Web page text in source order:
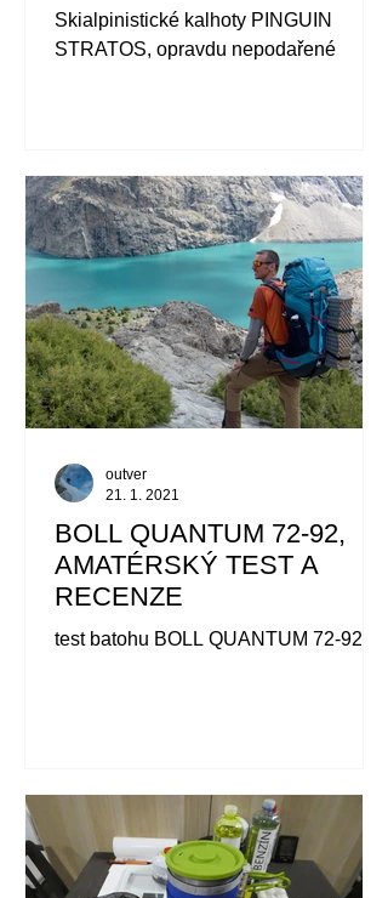
Skialpinistické kalhoty PINGUIN
STRATOS, opravdu nepodařené
BOLL QUANTUM 72-92,
AMATÉRSKÝ TEST A
RECENZE
test batohu BOLL QUANTUM 72-92
outver
21. 1. 2021